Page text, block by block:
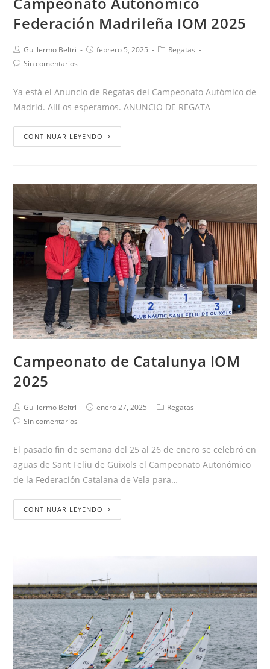
Federación Madrileña IOM 2025
Guillermo Beltri febrero 5, 2025
Regatas
Sin comentarios
Ya está el Anuncio de Regatas del Campeonato Autómico de
Madrid. Allí os esperamos. ANUNCIO DE REGATA
CONTINUAR LEYENDO
Campeonato de Catalunya IOM
2025
Guillermo Beltri enero 27, 2025
Regatas
Sin comentarios
El pasado fin de semana del 25 al 26 de enero se celebró en
aguas de Sant Feliu de Guixols el Campeonato Autonómico
de la Federación Catalana de Vela para…
CONTINUAR LEYENDO